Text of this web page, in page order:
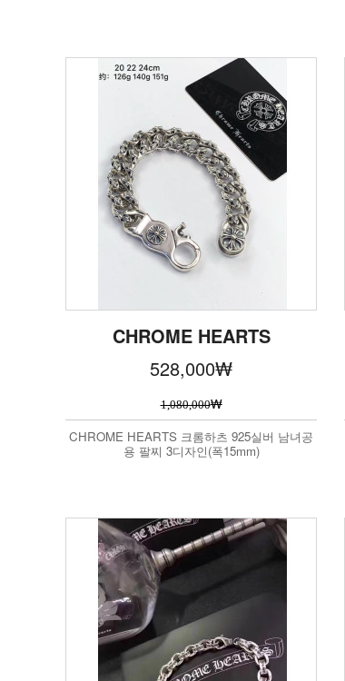
CHROME HEARTS
528,000₩
1,080,000₩
CHROME HEARTS 크롬하츠 925실버 남녀공
용 팔찌 3디자인(폭15mm)